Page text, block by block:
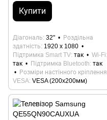
Купити
Діагональ 32"
Роздільна
здатність 1920 x 1080
Підтримка Smart TV так
Wi-Fi
так
Підтримка Bluetooth так
Розміри настінного кріплення
VESA VESA (200x200мм)